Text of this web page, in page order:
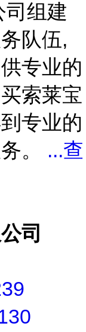
司组建
队伍,
专业的
索莱宝
专业的
。 ...查
司